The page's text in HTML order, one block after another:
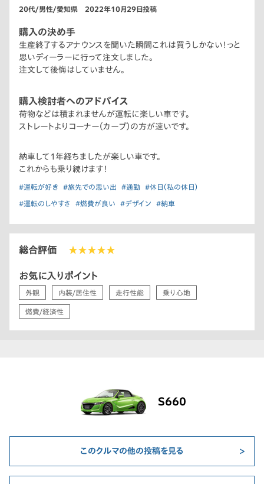
20代/男性/愛知県 2022年10月29日投稿
購入の決め手
生産終了するアナウンスを聞いた瞬間これは買うしかない！っと
思いディーラーに行って注文しました。
注文して後悔はしていません。
購入検討者へのアドバイス
荷物などは積まれませんが運転に楽しい車です。
ストレートよりコーナー（カーブ）の方が速いです。
納車して1年経ちましたが楽しい車です。
これからも乗り続けます！
#運転が好き #旅先での思い出 #通勤 #休日（私の休日）
#運転のしやすさ #燃費が良い #デザイン #納車
総合評価 ★★★★★
お気に入りポイント
外観 内装/居住性 走行性能 乗り心地
燃費/経済性
S660
このクルマの他の投稿を見る